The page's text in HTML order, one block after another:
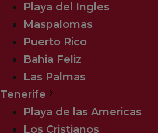
Playa del Ingles
Maspalomas
Puerto Rico
Bahia Feliz
Las Palmas
Tenerife
Playa de las Americas
Los Cristianos